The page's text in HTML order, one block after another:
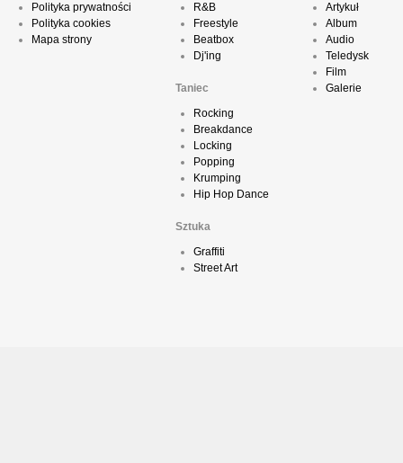
Polityka prywatności
Polityka cookies
Mapa strony
R&B
Freestyle
Beatbox
Dj'ing
Taniec
Rocking
Breakdance
Locking
Popping
Krumping
Hip Hop Dance
Sztuka
Graffiti
Street Art
Artykuł
Album
Audio
Teledysk
Film
Galerie